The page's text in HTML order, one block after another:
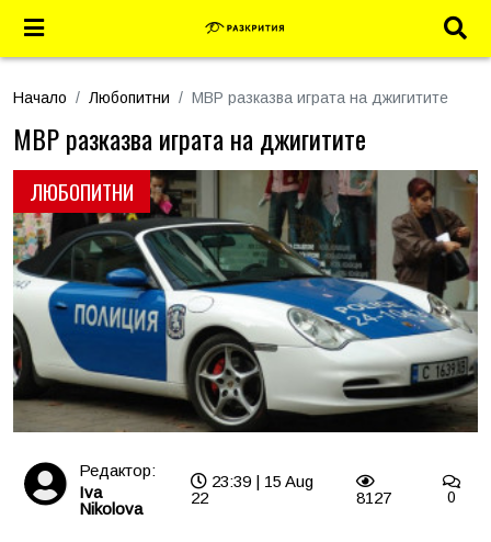
Начало Любопитни МВР разказва играта на джигитите
ЛЮБОПИТНИ
МВР разказва играта на джигитите
Редактор:
Iva
Nikolova
23:39 | 15 Aug
22
8127 0